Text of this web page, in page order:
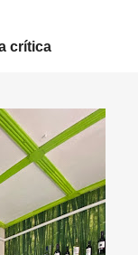
crítica